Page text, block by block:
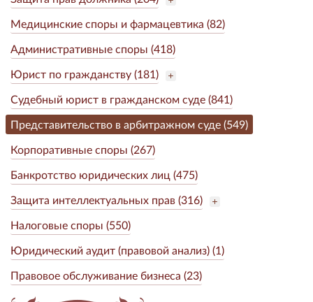
Медицинские споры и фармацевтика (82)
Административные споры (418)
Юрист по гражданству (181)
Судебный юрист в гражданском суде (841)
Представительство в арбитражном суде (549)
Корпоративные споры (267)
Банкротство юридических лиц (475)
Защита интеллектуальных прав (316)
Налоговые споры (550)
Юридический аудит (правовой анализ) (1)
Правовое обслуживание бизнеса (23)